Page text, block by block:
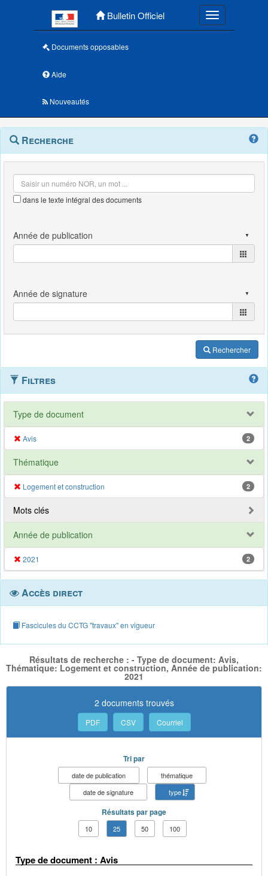
Bulletin Officiel Toggle
Documents opposables
Aide
Nouveautés
Navigation
outils
Menu
contextuel
Recherche
dans le texte intégral des documents
Rechercher
Filtres
Type de document
Avis 2
Thématique
Logement et construction 2
Mots clés
Année de publication
2021 2
Accès direct
Fascicules du CCTG "travaux" en vigueur
Résultats de recherche : - Type de document: Avis,
Thématique: Logement et construction, Année de publication:
2021
2 documents trouvés
PDF CSV Courriel
Tri par
date de publication
thématique
date de signature
type
Résultats par page
10 25 50 100
Type de document : Avis